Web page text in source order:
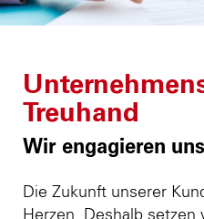
Treuhand
Wir engagieren
Die Zukunft unserer
Herzen. Deshalb setzen